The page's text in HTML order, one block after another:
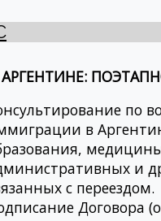
по
в
и
с переездом.
Договора